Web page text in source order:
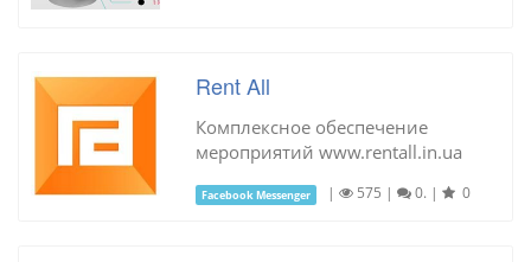
Rent All
Комплексное обеспечение
мероприятий www.rentall.in.ua
Facebook Messenger | 575 | 0. | 0